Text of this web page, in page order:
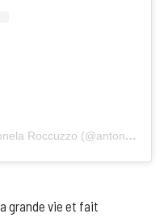
U
ne publication partagée par Antonela Roccuzzo (@antonelaroccuzzo)
grande vie et fait